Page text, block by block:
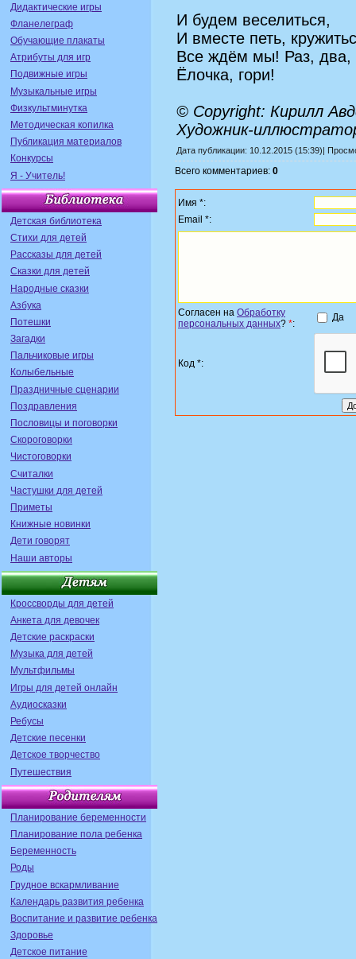
Дидактические игры
Фланелеграф
Обучающие плакаты
Атрибуты для игр
Подвижные игры
Музыкальные игры
Физкультминутка
Методическая копилка
Публикация материалов
Конкурсы
Я - Учитель!
Детская библиотека
Стихи для детей
Рассказы для детей
Сказки для детей
Народные сказки
Азбука
Потешки
Загадки
Пальчиковые игры
Колыбельные
Праздничные сценарии
Поздравления
Пословицы и поговорки
Скороговорки
Чистоговорки
Считалки
Частушки для детей
Приметы
Книжные новинки
Дети говорят
Наши авторы
Кроссворды для детей
Анкета для девочек
Детские раскраски
Музыка для детей
Мультфильмы
Игры для детей онлайн
Аудиосказки
Ребусы
Детские песенки
Детское творчество
Путешествия
Планирование беременности
Планирование пола ребенка
Беременность
Роды
Грудное вскармливание
Календарь развития ребенка
Воспитание и развитие ребенка
Здоровье
Детское питание
И будем веселиться,
И вместе петь,
Все ждём мы! Раз, два,
Ёлочка, гори!
© Copyright: Кирилл
Художник-
Дата публикации: 10.12.2015 (15:39)|
Всего комментариев: 0
Имя *:
Email *:
Согласен на Обработку
персональных данных? *:
Да
Код *: